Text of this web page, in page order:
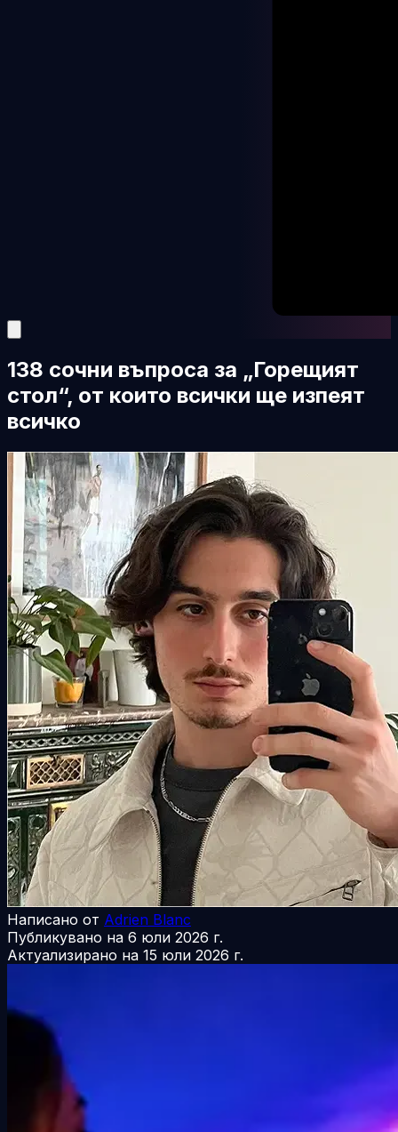
138 сочни въпроса за „Горещият
стол“, от които всички ще изпеят
всичко
Написано от Adrien Blanc
Публикувано на 6 юли 2026 г.
Актуализирано на 15 юли 2026 г.